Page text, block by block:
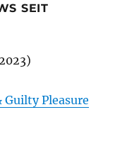
SEIT
Pleasure